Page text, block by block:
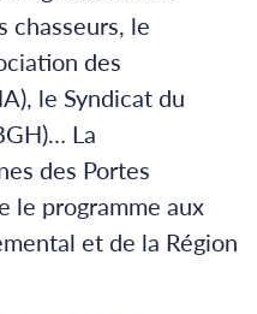
chasseurs, le
des
le Syndicat du
La
des Portes
le programme aux
et de la Région